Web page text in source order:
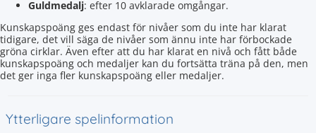
Guldmedalj: efter 10 avklarade omgångar.
Kunskapspoäng ges endast för nivåer som du inte har klarat
tidigare, det vill säga de nivåer som ännu inte har förbockade
gröna cirklar. Även efter att du har klarat en nivå och fått både
kunskapspoäng och medaljer kan du fortsätta träna på den, men
det ger inga fler kunskapspoäng eller medaljer.
Ytterligare spelinformation